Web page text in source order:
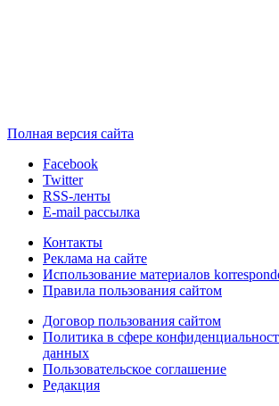
Полная версия сайта
Facebook
Twitter
RSS-ленты
E-mail рассылка
Контакты
Реклама на сайте
Использование материалов
Правила пользования сайтом
Договор пользования сайтом
Политика в сфере
данных
Пользовательское соглашение
Редакция